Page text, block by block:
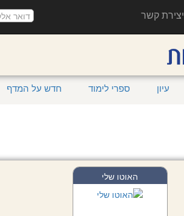
יצירת קשר
עיון ספרי לימוד חדש על המדף
האוטו שלי